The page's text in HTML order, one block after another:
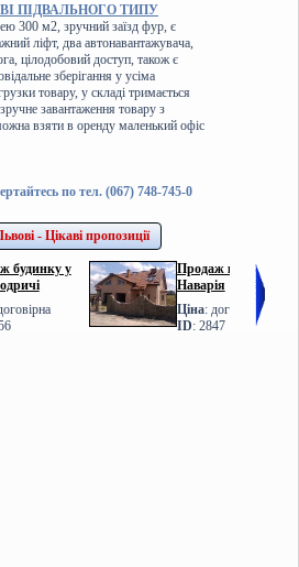
ПІДВАЛЬНОГО ТИПУ
300 м2, зручний заїзд фур, є
ліфт, два автонавантажувача,
цілодобовий доступ, також є
зберігання у усіма
товару, у складі тримається
завантаження товару з
взяти в оренду маленький офіс
по тел. (067) 748-745-0
- Цікаві пропозиції
будинку у
Продаж котеджу у с.
Наварія
Ціна: договірна
ID: 2847